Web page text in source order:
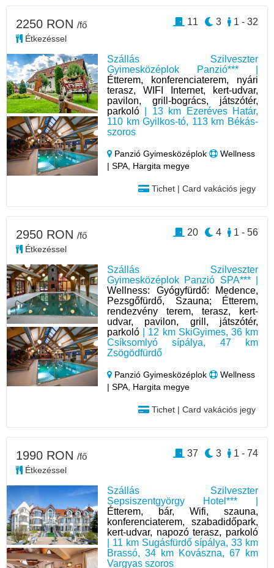
Szállás Szilveszter
Gyimesközéplok Panzió*** |
Étterem, konferenciaterem, nyári
terasz, WIFI Internet, kert-udvar,
pavilon, grill-bogrács, játszótér,
parkoló | 13 km Ezeréves Határ,
110 km Gyilkos-tó, 113 km Békás-
szoros
Panzió Gyimesközéplok
Wellness
| SPA, Hargita megye
Tichet | Card vakációs jegy
2250 RON /fő
Étkezéssel
1 - 32
3
11
Szállás Szilveszter
Gyimesközéplok Panzió SPA*** |
Wellness: Gyógyfürdő: Medence,
Pezsgőfürdő, Szauna; Étterem,
rendezvény terem, terasz, kert-
udvar, pavilon, grill, játszótér,
parkoló | 12 km SkiGyimes, 36 km
Csíksomlyó sípálya, 47 km
Zsögödfürdő
Panzió Gyimesközéplok
Wellness
| SPA, Hargita megye
Tichet | Card vakációs jegy
2950 RON /fő
Étkezéssel
1 - 56
4
20
Szállás Szilveszter
Sepsiszentgyörgy Hotel*** |
Étterem, bár, Wifi, szauna,
konferenciaterem, szabadidőpark,
kert-udvar, napozó terasz, parkoló
| 11 km Sugásfürdő sípálya, 33 km
Brassó, 34 km Kovászna, 67 km
Vargyas szoros
1990 RON /fő
Étkezéssel
1 - 74
3
37